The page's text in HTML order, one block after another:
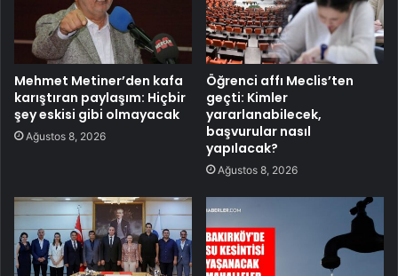
Mehmet Metiner’den kafa
karıştıran paylaşım: Hiçbir
şey eskisi gibi olmayacak
Ağustos 8, 2026
Öğrenci affı Meclis’ten
geçti: Kimler
yararlanabilecek,
başvurular nasıl
yapılacak?
Ağustos 8, 2026